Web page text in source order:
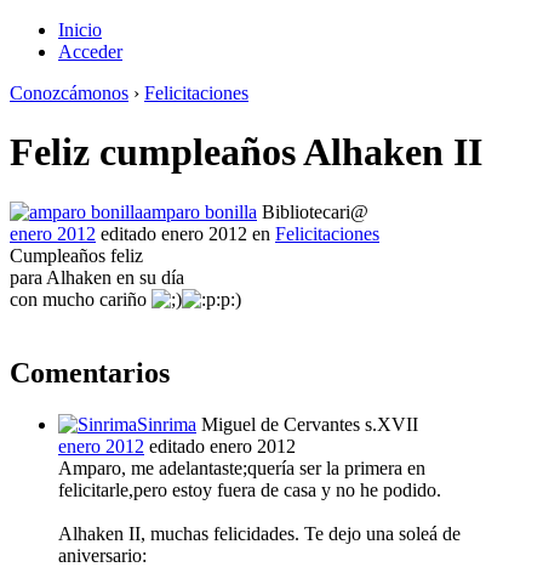
Inicio
Acceder
Conozcámonos › Felicitaciones
Feliz cumpleaños Alhaken II
amparo bonilla Bibliotecari@
enero 2012 editado enero 2012 en Felicitaciones
Cumpleaños feliz
para Alhaken en su día
con mucho cariño
:p:)
Comentarios
Sinrima Miguel de Cervantes s.XVII
enero 2012 editado enero 2012
Amparo, me adelantaste;quería ser la primera en
felicitarle,pero estoy fuera de casa y no he podido.
Alhaken II, muchas felicidades. Te dejo una soleá de
aniversario: